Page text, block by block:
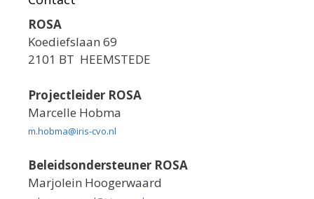
ROSA
Koediefslaan 69
2101 BT HEEMSTEDE
Projectleider ROSA
Marcelle Hobma
m.hobma@iris-cvo.nl
Beleidsondersteuner ROSA
Marjolein Hoogerwaard